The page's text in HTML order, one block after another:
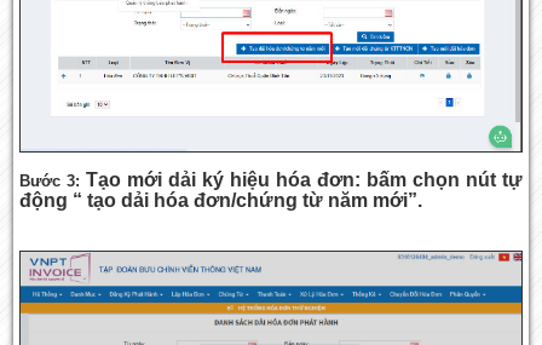
Bước 3: Tạo mới dải ký hiệu hóa đơn: bấm chọn nút tự
động “ tạo dải hóa đơn/chứng từ năm mới”.